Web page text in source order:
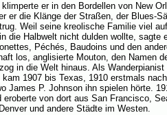
er in den Bordellen von New
er die Klänge der Straßen, der Blues-
Weil seine kreolische Familie viel
die Halbwelt nicht dulden wollte, sagte
Péchés, Baudoins und den
los, anglisierte Mouton, den Namen
in die Welt hinaus. Als
1907 bis Texas, 1910 erstmals
James P. Johnson ihn spielen hörte.
eroberte von dort aus San Francisco,
und andere Städte im Westen.